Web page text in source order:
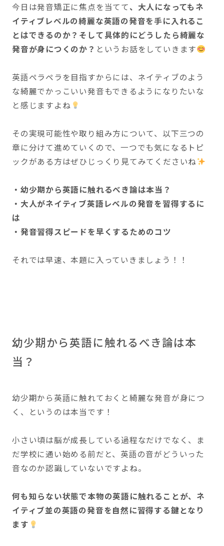
今日は発音矯正に焦点を当てて、大人になってもネ
イティブレベルの綺麗な英語の発音を手に入れるこ
とはできるのか？そして具体的にどうしたら綺麗な
発音が身につくのか？ というお話をしていきます
英語ペラペラを目指すからには、ネイティブのよう
な綺麗でかっこいい発音もできるようになりたいな
と感じますよね
その実現可能性や取り組み方について、以下三つの
章に分けて進めていくので、一つでも気になるトピ
ックがある方はぜひじっくり見てみてくださいね
・幼少期から英語に触れるべき論は本当？
・大人がネイティブ英語レベルの発音を習得するに
は
・発音習得スピードを早くするためのコツ
それでは早速、本題に入っていきましょう！！
幼少期から英語に触れるべき論は本
当？
幼少期から英語に触れておくと綺麗な発音が身につ
く、というのは本当です！
小さい頃は脳が成長している過程なだけでなく、ま
だ学校に通い始める前だと、英語の音がどういった
音なのか認識していないですよね。
何も知らない状態で本物の英語に触れることが、ネ
イティブ並の英語の発音を自然に習得する鍵となり
ます